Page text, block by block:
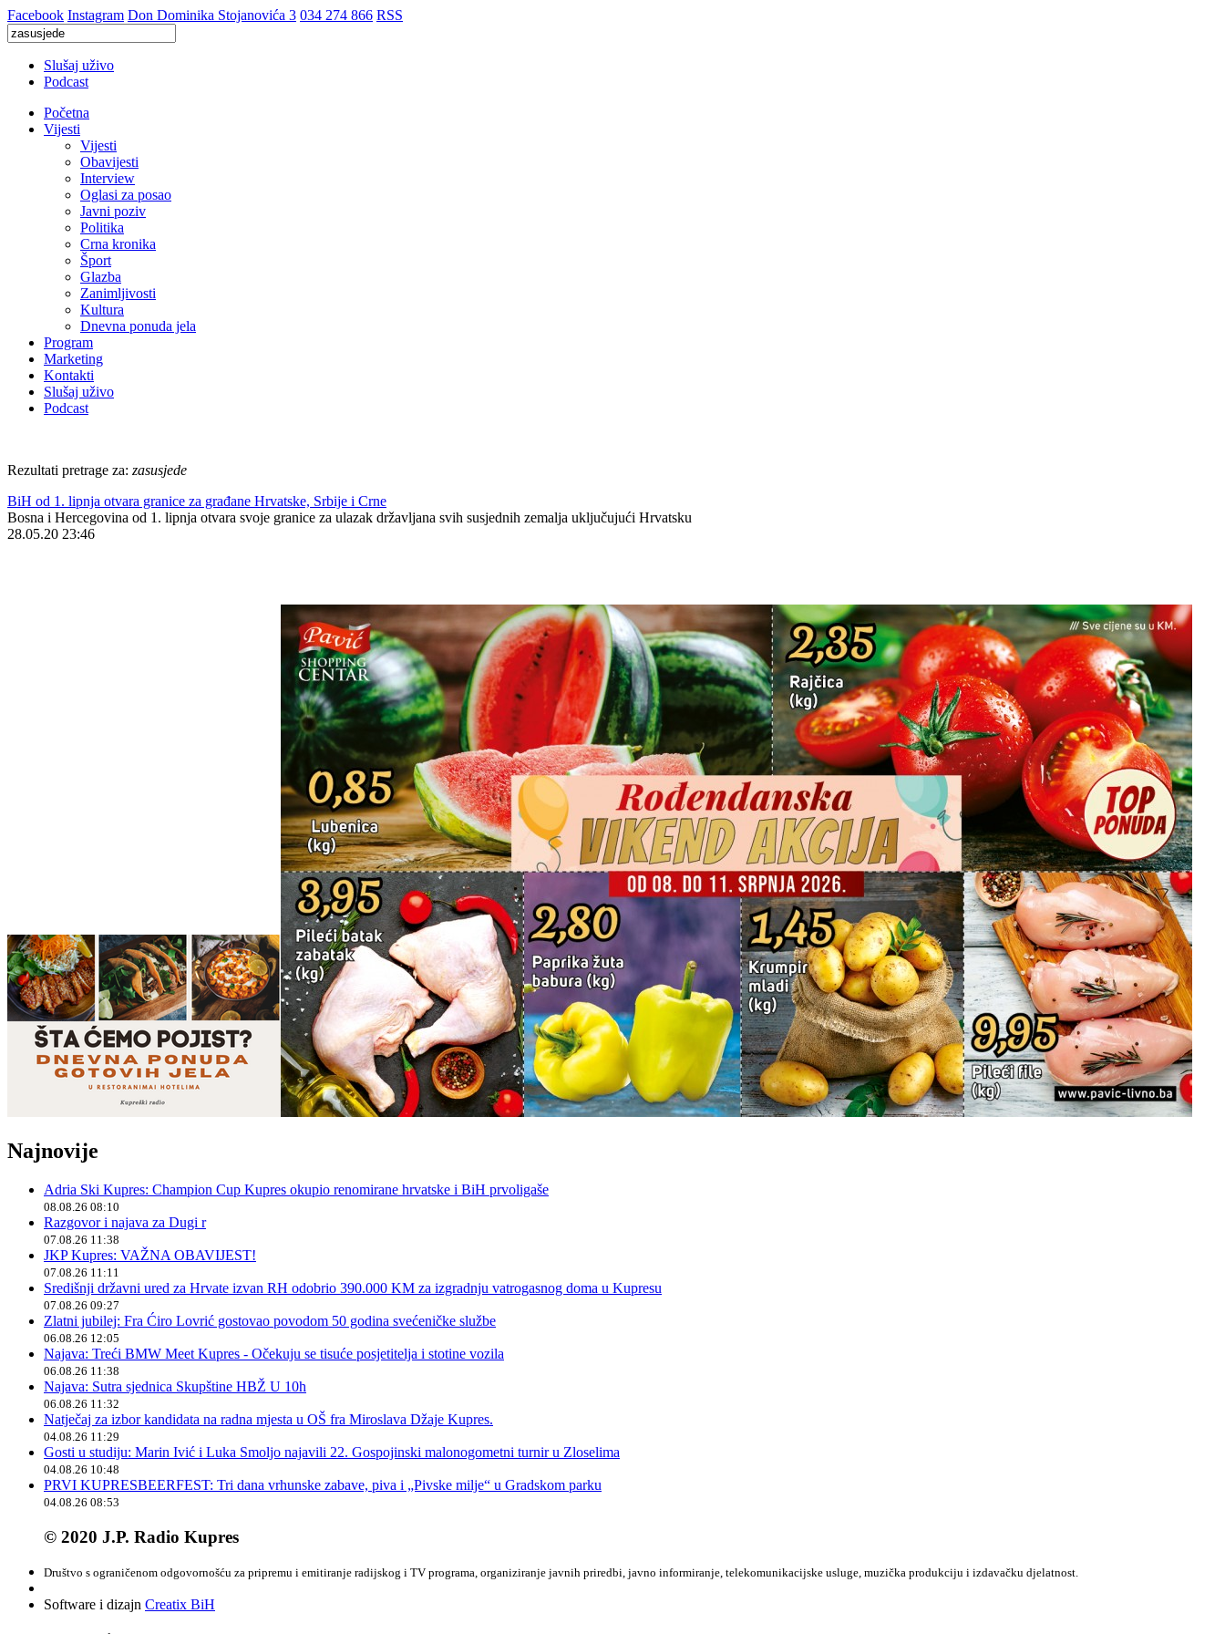
Facebook Instagram Don Dominika Stojanovića 3 034 274 866 RSS
Slušaj uživo
Podcast
Početna
Vijesti
Vijesti
Obavijesti
Interview
Oglasi za posao
Javni poziv
Politika
Crna kronika
Šport
Glazba
Zanimljivosti
Kultura
Dnevna ponuda jela
Program
Marketing
Kontakti
Slušaj uživo
Podcast
Rezultati pretrage za: zasusjede
BiH od 1. lipnja otvara granice za građane Hrvatske, Srbije i Crne
Bosna i Hercegovina od 1. lipnja otvara svoje granice za ulazak državljana svih susjednih zemalja uključujući Hrvatsku
28.05.20 23:46
Najnovije
Adria Ski Kupres: Champion Cup Kupres okupio renomirane hrvatske i BiH prvoligaše
08.08.26 08:10
Razgovor i najava za Dugi r
07.08.26 11:38
JKP Kupres: VAŽNA OBAVIJEST!
07.08.26 11:11
Središnji državni ured za Hrvate izvan RH odobrio 390.000 KM za izgradnju vatrogasnog doma u Kupresu
07.08.26 09:27
Zlatni jubilej: Fra Ćiro Lovrić gostovao povodom 50 godina svećeničke službe
06.08.26 12:05
Najava: Treći BMW Meet Kupres - Očekuju se tisuće posjetitelja i stotine vozila
06.08.26 11:38
Najava: Sutra sjednica Skupštine HBŽ U 10h
06.08.26 11:32
Natječaj za izbor kandidata na radna mjesta u OŠ fra Miroslava Džaje Kupres.
04.08.26 11:29
Gosti u studiju: Marin Ivić i Luka Smoljo najavili 22. Gospojinski malonogometni turnir u Zloselima
04.08.26 10:48
PRVI KUPRESBEERFEST: Tri dana vrhunske zabave, piva i „Pivske milje“ u Gradskom parku
04.08.26 08:53
© 2020 J.P. Radio Kupres
Društvo s ograničenom odgovornošću za pripremu i emitiranje radijskog i TV programa, organiziranje javnih priredbi, javno informiranje, telekomunikacijske usluge, muzička produkciju i izdavačku djelatnost.
Software i dizajn Creatix BiH